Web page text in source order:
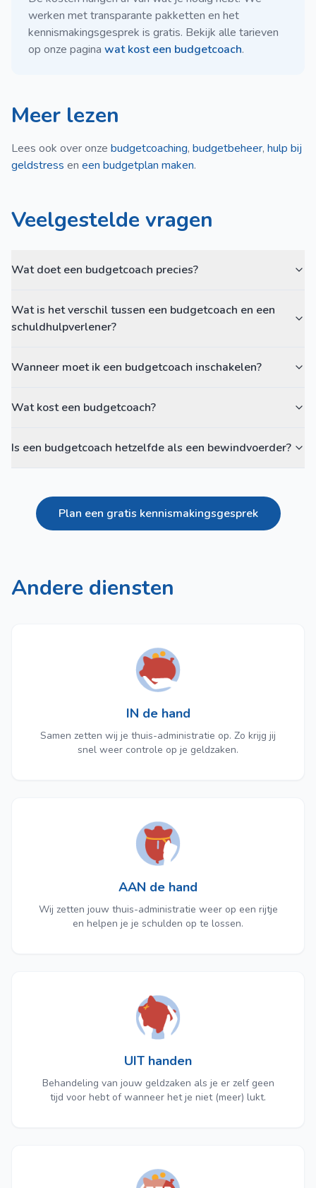
werken met transparante pakketten en het
kennismakingsgesprek is gratis. Bekijk alle tarieven
op onze pagina wat kost een budgetcoach.
Meer lezen
Lees ook over onze budgetcoaching, budgetbeheer, hulp bij
geldstress en een budgetplan maken.
Veelgestelde vragen
Wat doet een budgetcoach precies?
Wat is het verschil tussen een budgetcoach en een
schuldhulpverlener?
Wanneer moet ik een budgetcoach inschakelen?
Wat kost een budgetcoach?
Is een budgetcoach hetzelfde als een bewindvoerder?
Plan een gratis kennismakingsgesprek
Andere diensten
IN de hand
Samen zetten wij je thuis-administratie op. Zo krijg jij
snel weer controle op je geldzaken.
AAN de hand
Wij zetten jouw thuis-administratie weer op een rijtje
en helpen je je schulden op te lossen.
UIT handen
Behandeling van jouw geldzaken als je er zelf geen
tijd voor hebt of wanneer het je niet (meer) lukt.